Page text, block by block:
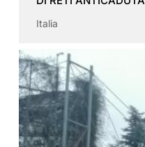
Italia